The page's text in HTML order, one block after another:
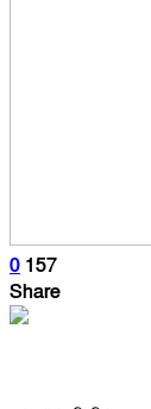
0 157
Share